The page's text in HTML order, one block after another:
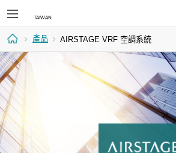
首
頁
產品 AIRSTAGE VRF 空調系統